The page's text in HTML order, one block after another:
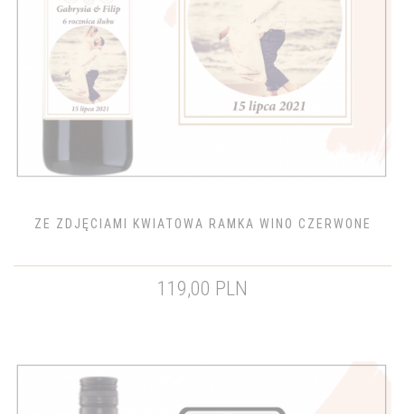
ZE ZDJĘCIAMI KWIATOWA RAMKA WINO CZERWONE
119,00 PLN